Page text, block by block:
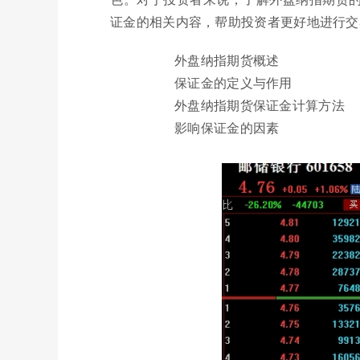
证金的相关内容，帮助投资者更好地进行
外盘纳指期货概述
保证金的定义与作用
外盘纳指期货保证金计算方法
影响保证金的因素